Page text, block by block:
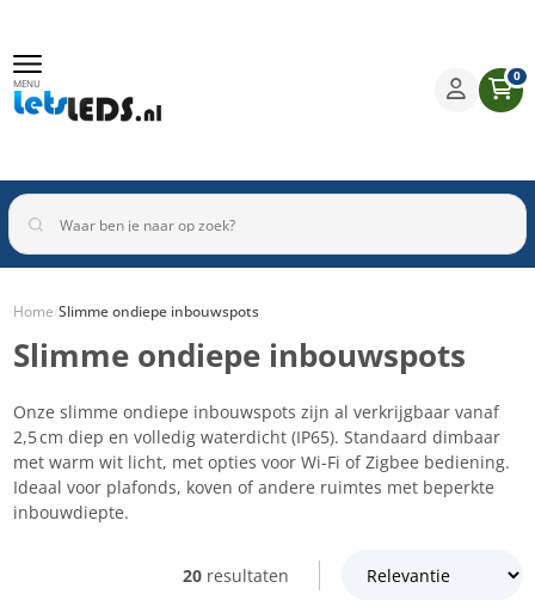
MENU 0
Buitenverlichting
Armaturen
Home/Slimme ondiepe inbouwspots
Slimme ondiepe inbouwspots
Onze slimme ondiepe inbouwspots zijn al verkrijgbaar vanaf
2,5 cm diep en volledig waterdicht (IP65). Standaard dimbaar
met warm wit licht, met opties voor Wi-Fi of Zigbee bediening.
Ideaal voor plafonds, koven of andere ruimtes met beperkte
inbouwdiepte.
20 resultaten